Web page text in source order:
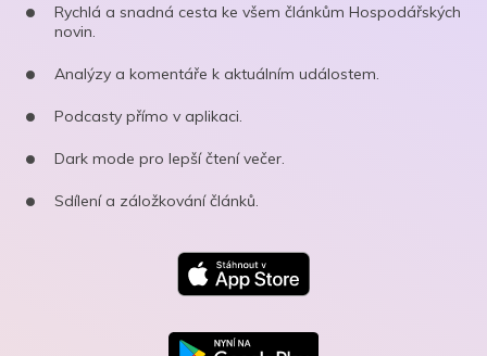
Rychlá a snadná cesta ke všem článkům Hospodářských
novin.
Analýzy a komentáře k aktuálním událostem.
Podcasty přímo v aplikaci.
Dark mode pro lepší čtení večer.
Sdílení a záložkování článků.